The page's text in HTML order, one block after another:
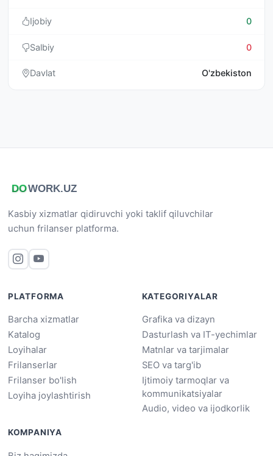
Ijobiy 0
Salbiy 0
Davlat O'zbekiston
Kasbiy xizmatlar qidiruvchi yoki taklif qiluvchilar
uchun frilanser platforma.
PLATFORMA
Barcha xizmatlar
Katalog
Loyihalar
Frilanserlar
Frilanser bo'lish
Loyiha joylashtirish
KATEGORIYALAR
Grafika va dizayn
Dasturlash va IT-yechimlar
Matnlar va tarjimalar
SEO va targ'ib
Ijtimoiy tarmoqlar va
kommunikatsiyalar
Audio, video va ijodkorlik
KOMPANIYA